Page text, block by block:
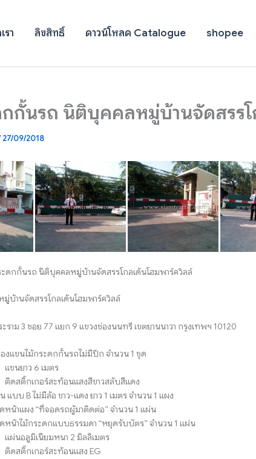
รา ลิขสิทธิ์ ดาวน์โหลด Catalogue shopee
กกั้นรถ นิติบุคคลหมู่บ้านจัดสรร
27/09/2018
ะดกกั้นรถ นิติบุคคลหมู่บ้านจัดสรรโกลเด้นโฮมพาร์ควิลล์
บ้านจัดสรรโกลเด้นโฮมพาร์ควิลล์
ราม 3 ซอย 77 แยก 9 แขวงช่องนนทรี เขตยานนาวา กรุงเทพฯ 10120
งแขนไม้กระดกกั้นรถไม่มีปีก จำนวน 1 ชุด
แขนยาว 6 เมตร
ติดสติ๊กเกอร์สะท้อนแสงสีขาวสลับสีแดง
แบบ B ไม่มีล้อ ขาว-แดง ยาว 1 เมตร จำนวน 1 แผง
หน้าแผง “ที่จอดรถผู้มาติดต่อ” จำนวน 1 แผ่น
หน้าไม้กระดกแบบธรรมดา “หยุดรับบัตร” จำนวน 1 แผ่น
แผ่นอลูมิเนียมหนา 2 มิลลิเมตร
ติดสติ๊กเกอร์สะท้อนแสง EG